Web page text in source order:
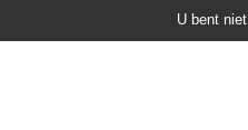
U bent